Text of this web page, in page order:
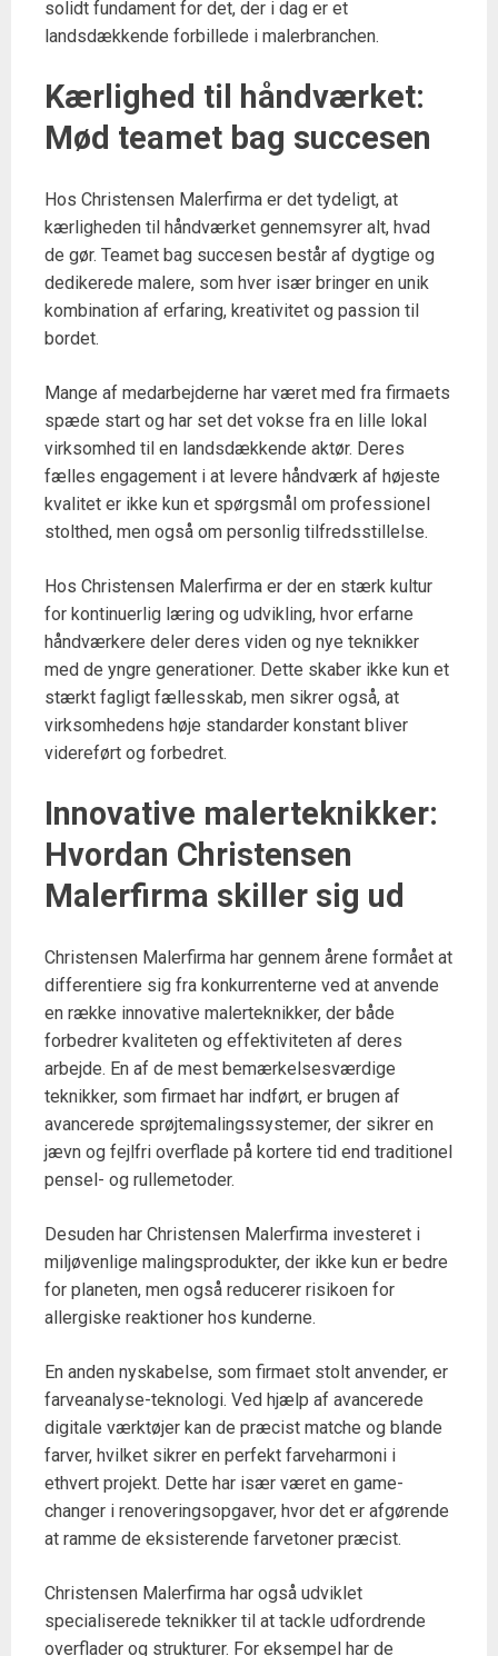
solidt fundament for det, der i dag er et
landsdækkende forbillede i malerbranchen.
Kærlighed til håndværket:
Mød teamet bag succesen
Hos Christensen Malerfirma er det tydeligt, at
kærligheden til håndværket gennemsyrer alt, hvad
de gør. Teamet bag succesen består af dygtige og
dedikerede malere, som hver især bringer en unik
kombination af erfaring, kreativitet og passion til
bordet.
Mange af medarbejderne har været med fra firmaets
spæde start og har set det vokse fra en lille lokal
virksomhed til en landsdækkende aktør. Deres
fælles engagement i at levere håndværk af højeste
kvalitet er ikke kun et spørgsmål om professionel
stolthed, men også om personlig tilfredsstillelse.
Hos Christensen Malerfirma er der en stærk kultur
for kontinuerlig læring og udvikling, hvor erfarne
håndværkere deler deres viden og nye teknikker
med de yngre generationer. Dette skaber ikke kun et
stærkt fagligt fællesskab, men sikrer også, at
virksomhedens høje standarder konstant bliver
videreført og forbedret.
Innovative malerteknikker:
Hvordan Christensen
Malerfirma skiller sig ud
Christensen Malerfirma har gennem årene formået at
differentiere sig fra konkurrenterne ved at anvende
en række innovative malerteknikker, der både
forbedrer kvaliteten og effektiviteten af deres
arbejde. En af de mest bemærkelsesværdige
teknikker, som firmaet har indført, er brugen af
avancerede sprøjtemalingssystemer, der sikrer en
jævn og fejlfri overflade på kortere tid end traditionel
pensel- og rullemetoder.
Desuden har Christensen Malerfirma investeret i
miljøvenlige malingsprodukter, der ikke kun er bedre
for planeten, men også reducerer risikoen for
allergiske reaktioner hos kunderne.
En anden nyskabelse, som firmaet stolt anvender, er
farveanalyse-teknologi. Ved hjælp af avancerede
digitale værktøjer kan de præcist matche og blande
farver, hvilket sikrer en perfekt farveharmoni i
ethvert projekt. Dette har især været en game-
changer i renoveringsopgaver, hvor det er afgørende
at ramme de eksisterende farvetoner præcist.
Christensen Malerfirma har også udviklet
specialiserede teknikker til at tackle udfordrende
overflader og strukturer. For eksempel har de